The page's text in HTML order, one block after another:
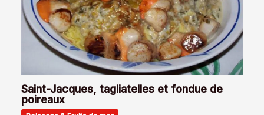
Saint-Jacques, tagliatelles et fondue de
poireaux